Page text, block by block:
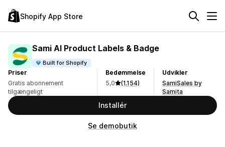
Shopify App Store
Sami AI Product Labels & Badge
Built for Shopify
Priser
Gratis abonnement
tilgængeligt
Bedømmelse
5,0
(1.154)
Udvikler
SamiSales by
Samita
Installér
Se demobutik